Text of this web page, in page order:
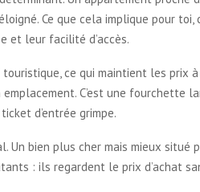
Ce que cela implique pour
et leur facilité d’accès.
ce qui maintient les prix
C’est une fourchette
d’entrée grimpe.
Un bien plus cher mais mieux
: ils regardent le prix d’achat